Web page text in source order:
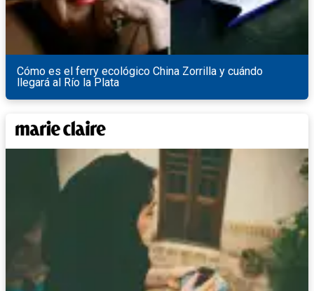
Cómo es el ferry ecológico China Zorrilla y cuándo
llegará al Río la Plata